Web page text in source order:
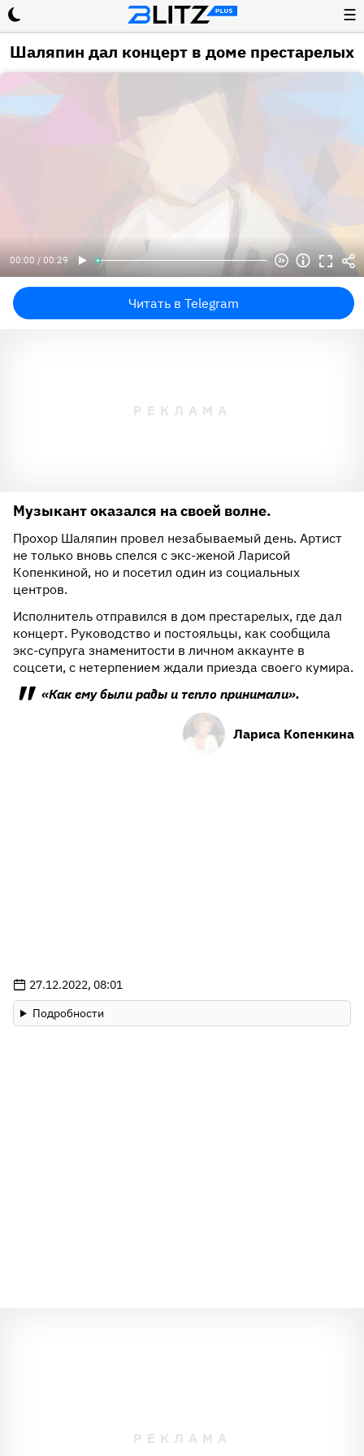
☰
Шаляпин дал концерт в доме престарелых
00:00 / 00:29
Читать в Telegram
Музыкант оказался на своей волне.
Прохор Шаляпин провел незабываемый день. Артист
не только вновь спелся с экс-женой Ларисой
Копенкиной, но и посетил один из социальных
центров.
Исполнитель отправился в дом престарелых, где дал
концерт. Руководство и постояльцы, как сообщила
экс-супруга знаменитости в личном аккаунте в
соцсети, с нетерпением ждали приезда своего кумира.
«Как ему были рады и тепло принимали».
Лариса Копенкина
27.12.2022, 08:01
Подробности